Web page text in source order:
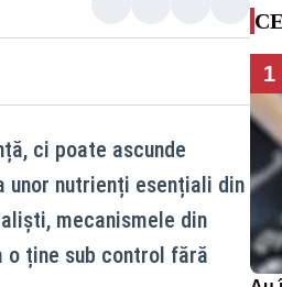
ci poate ascunde
unor nutrienți esențiali din
mecanismele din
ține sub control fără
1